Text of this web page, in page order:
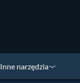
Inne narzędzia